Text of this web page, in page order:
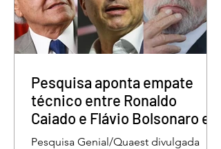
STF condena Eduardo
Bolsonaro a
inelegibilidade e a 4
anos de prisão
Pesquisa aponta empate
técnico entre Ronaldo
Caiado e Flávio Bolsonaro em
Goiás
Pesquisa Genial/Quaest divulgada